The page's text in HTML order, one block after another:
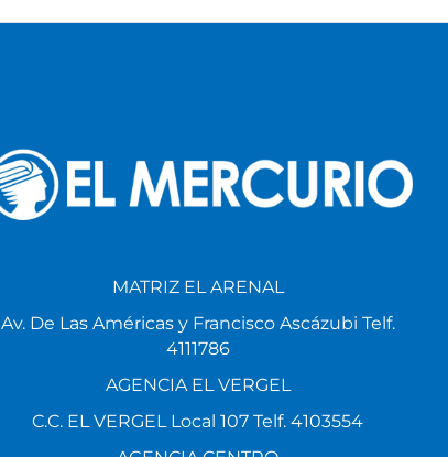
MATRIZ EL ARENAL
Av. De Las Américas y Francisco Ascázubi Telf.
4111786
AGENCIA EL VERGEL
C.C. EL VERGEL Local 107 Telf. 4103554